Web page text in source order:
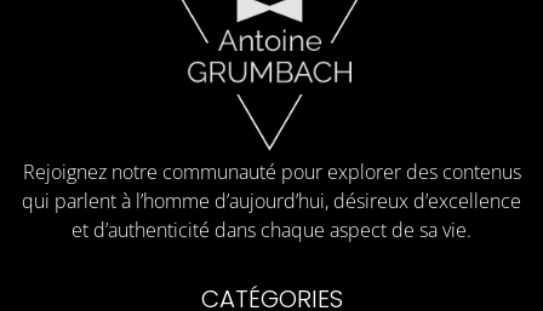
Rejoignez notre communauté pour explorer des contenus
qui parlent à l’homme d’aujourd’hui, désireux d’excellence
et d’authenticité dans chaque aspect de sa vie.
CATÉGORIES